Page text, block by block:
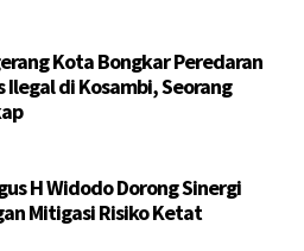
Kota Bongkar Peredaran
Ilegal di Kosambi, Seorang
H Widodo Dorong Sinergi
Mitigasi Risiko Ketat